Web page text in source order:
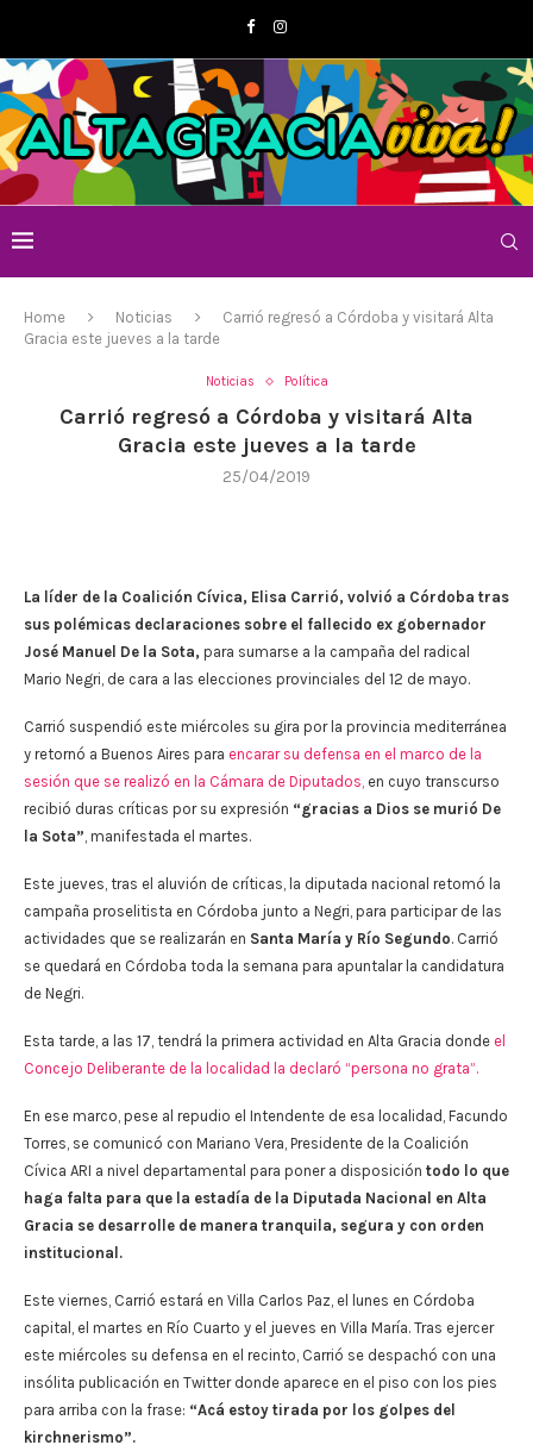
Home Noticias
Carrió regresó a Córdoba y visitará Alta
Gracia este jueves a la tarde
Noticias Política
Carrió regresó a Córdoba y visitará Alta
Gracia este jueves a la tarde
25/04/2019
La líder de la Coalición Cívica, Elisa Carrió, volvió a Córdoba tras
sus polémicas declaraciones sobre el fallecido ex gobernador
José Manuel De la Sota, para sumarse a la campaña del radical
Mario Negri, de cara a las elecciones provinciales del 12 de mayo.
Carrió suspendió este miércoles su gira por la provincia mediterránea
y retornó a Buenos Aires para encarar su defensa en el marco de la
sesión que se realizó en la Cámara de Diputados, en cuyo transcurso
recibió duras críticas por su expresión “gracias a Dios se murió De
la Sota”, manifestada el martes.
Este jueves, tras el aluvión de críticas, la diputada nacional retomó la
campaña proselitista en Córdoba junto a Negri, para participar de las
actividades que se realizarán en Santa María y Río Segundo. Carrió
se quedará en Córdoba toda la semana para apuntalar la candidatura
de Negri.
Esta tarde, a las 17, tendrá la primera actividad en Alta Gracia donde el
Concejo Deliberante de la localidad la declaró “persona no grata”.
En ese marco, pese al repudio el Intendente de esa localidad, Facundo
Torres, se comunicó con Mariano Vera, Presidente de la Coalición
Cívica ARI a nivel departamental para poner a disposición todo lo que
haga falta para que la estadía de la Diputada Nacional en Alta
Gracia se desarrolle de manera tranquila, segura y con orden
institucional.
Este viernes, Carrió estará en Villa Carlos Paz, el lunes en Córdoba
capital, el martes en Río Cuarto y el jueves en Villa María. Tras ejercer
este miércoles su defensa en el recinto, Carrió se despachó con una
insólita publicación en Twitter donde aparece en el piso con los pies
para arriba con la frase: “Acá estoy tirada por los golpes del
kirchnerismo”.